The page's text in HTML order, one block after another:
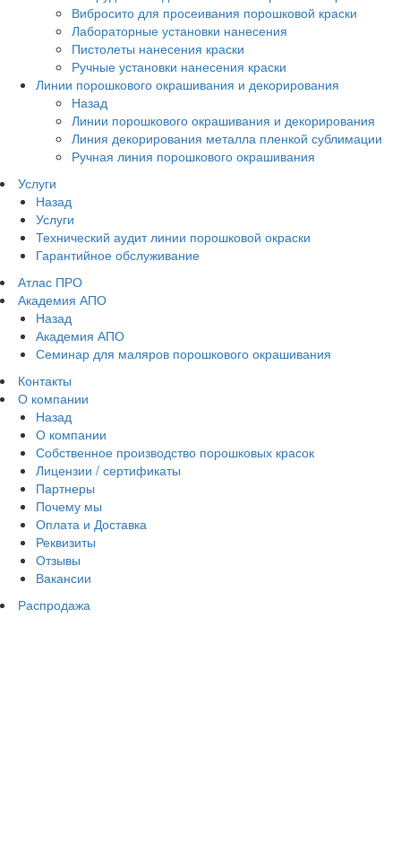
Вибросито для просеивания порошковой краски
Лабораторные установки нанесения
Пистолеты нанесения краски
Ручные установки нанесения краски
Линии порошкового окрашивания и декорирования
Назад
Линии порошкового окрашивания и декорирования
Линия декорирования металла пленкой сублимации
Ручная линия порошкового окрашивания
Услуги
Назад
Услуги
Технический аудит линии порошковой окраски
Гарантийное обслуживание
Атлас ПРО
Академия АПО
Назад
Академия АПО
Семинар для маляров порошкового окрашивания
Контакты
О компании
Назад
О компании
Собственное производство порошковых красок
Лицензии / сертификаты
Партнеры
Почему мы
Оплата и Доставка
Реквизиты
Отзывы
Вакансии
Распродажа